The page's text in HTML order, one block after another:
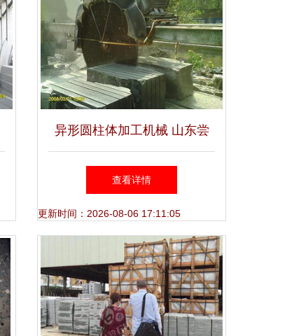
异形圆柱体加工机械 山东尝
君石材机械厂的高效解决方案
查看详情
更新时间：2026-08-06 17:11:05